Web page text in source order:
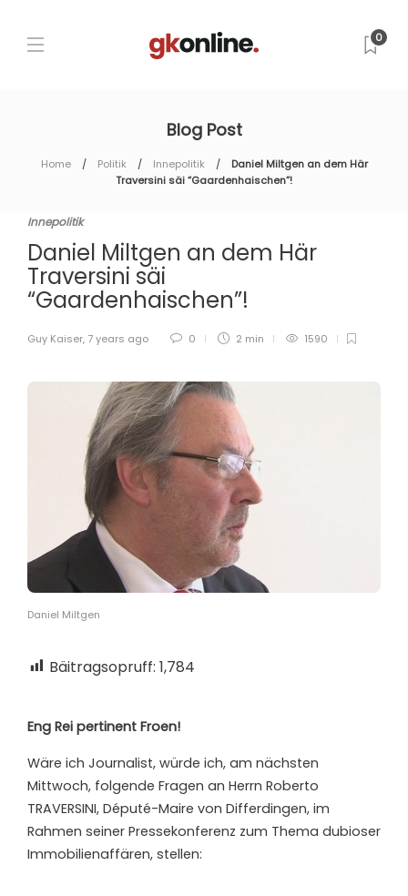
0
Blog Post
Home Politik Innepolitik
Daniel Miltgen an dem Här
Traversini säi “Gaardenhaischen”!
Innepolitik
Daniel Miltgen an dem Här
Traversini säi
“Gaardenhaischen”!
Guy Kaiser, 7 years ago 0 2 min 1590
Daniel Miltgen
Bäitragsopruff: 1,784
Eng Rei pertinent Froen!
Wäre ich Journalist, würde ich, am nächsten
Mittwoch, folgende Fragen an Herrn Roberto
TRAVERSINI, Député-Maire von Differdingen, im
Rahmen seiner Pressekonferenz zum Thema dubioser
Immobilienaffären, stellen: